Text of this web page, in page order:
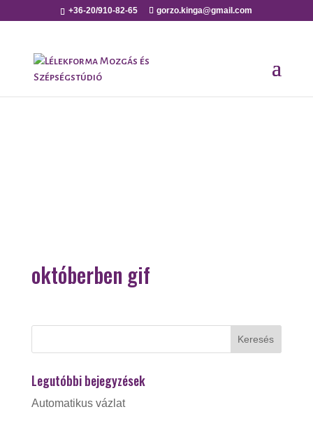
+36-20/910-82-65 gorzo.kinga@gmail.com
októberben gif
Legutóbbi bejegyzések
Automatikus vázlat